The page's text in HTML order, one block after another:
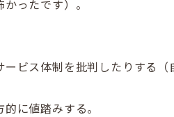
ったです）。
ービス体制を批判したりする
的に値踏みする。